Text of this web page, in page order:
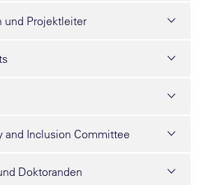
und Projektleiter
and Inclusion Committee
Doktoranden